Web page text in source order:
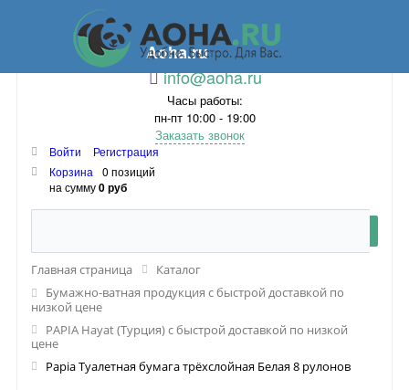
Aoha.ru
info@aoha.ru
Часы работы:
пн-пт 10:00 - 19:00
Заказать звонок
Войти
Регистрация
Корзина
0 позиций
на сумму0 руб
Главная страница
Каталог
Бумажно-ватная продукция с быстрой доставкой по
низкой цене
PAPIA Hayat (Турция) с быстрой доставкой по низкой
цене
Papia Туалетная бумага трёхслойная Белая 8 рулонов